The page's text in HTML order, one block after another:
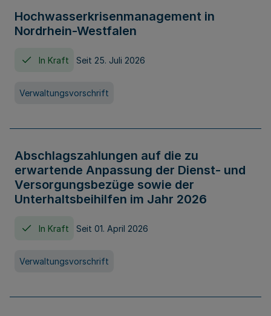
Hochwasserkrisenmanagement in
Nordrhein-Westfalen
In Kraft Seit 25. Juli 2026
Verwaltungsvorschrift
Abschlagszahlungen auf die zu
erwartende Anpassung der Dienst- und
Versorgungsbezüge sowie der
Unterhaltsbeihilfen im Jahr 2026
In Kraft Seit 01. April 2026
Verwaltungsvorschrift